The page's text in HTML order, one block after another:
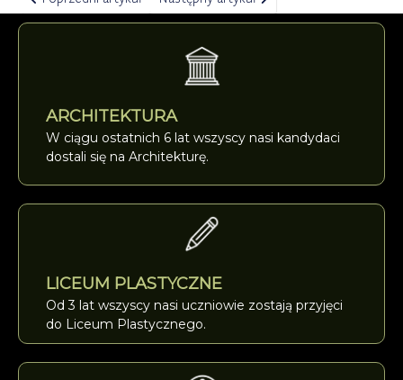
ARCHITEKTURA
W ciągu ostatnich 6 lat wszyscy nasi kandydaci
dostali się na Architekturę.
LICEUM PLASTYCZNE
Od 3 lat wszyscy nasi uczniowie zostają przyjęci
do Liceum Plastycznego.